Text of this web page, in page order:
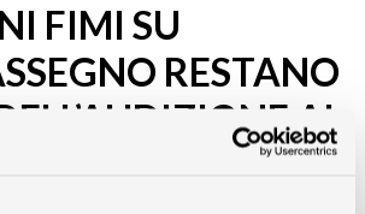
FIMI SU
RESTANO
AL
DEI BENI E